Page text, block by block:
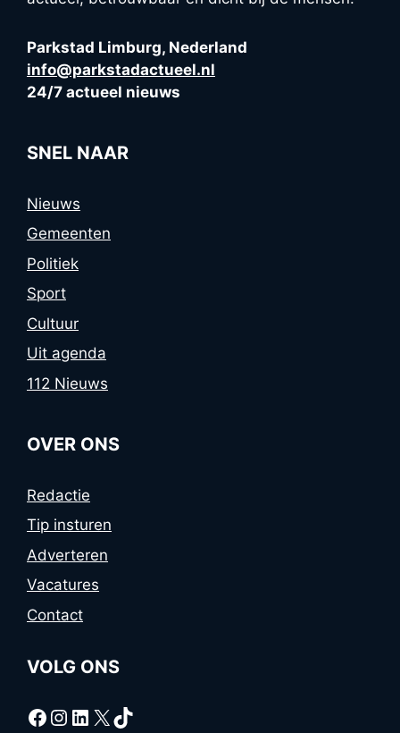
Parkstad Limburg, Nederland
info@parkstadactueel.nl
24/7 actueel nieuws
SNEL NAAR
Nieuws
Gemeenten
Politiek
Sport
Cultuur
Uit agenda
112 Nieuws
OVER ONS
Redactie
Tip insturen
Adverteren
Vacatures
Contact
VOLG ONS
Facebook
Instagram
LinkedIn
X TikTok